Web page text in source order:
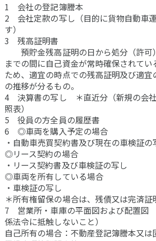
1 会社の登記簿謄本
2 会社定款の写し（目的に貨物自動車
す）
3 残高証明書
預貯金残高証明の日から処分（許可
までの間に自己資金が常時確保されてい
ため、適宜の時点での残高証明及び適
の推移が分るもの。
4 決算書の写し ＊直近分（新規の会
照表）
5 役員の方全員の履歴書
6 ◎車両を購入予定の場合
・自動車売買契約書及び現在の車検証の
◎リース契約の場合
・リース契約書及び車検証の写し
◎車両を所有している場合
・車検証の写し
＊所有権留保の場合は、残債又は完済証
7 営業所・車庫の平面図および配置図
係法令に抵触しないこと）
自己所有の場合：不動産登記簿謄本又